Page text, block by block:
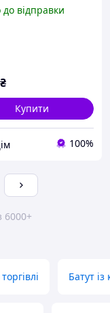
батут для дому зі
до відправки
₴
Купити
100%
6000+
Батут із